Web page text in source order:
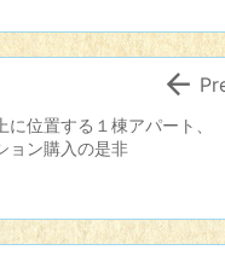
に位置する１棟アパート、
ョン購入の是非
